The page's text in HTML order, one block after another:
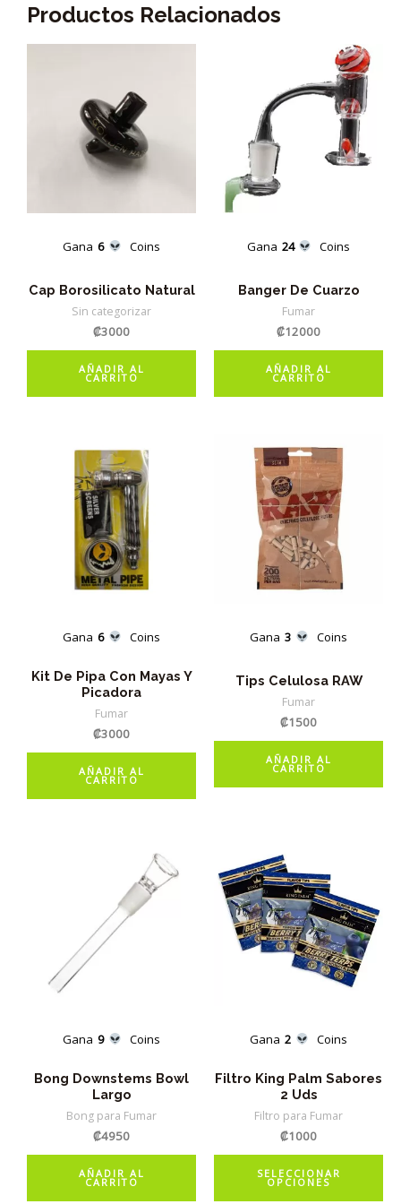
Productos Relacionados
Gana 6 Coins
Cap Borosilicato Natural
Sin categorizar
₡3000
AÑADIR AL
CARRITO
Gana 24 Coins
Banger De Cuarzo
Fumar
₡12000
AÑADIR AL
CARRITO
Gana 6 Coins
Kit De Pipa Con Mayas Y
Picadora
Fumar
₡3000
AÑADIR AL
CARRITO
Gana 3 Coins
Tips Celulosa RAW
Fumar
₡1500
AÑADIR AL
CARRITO
Gana 9 Coins
Bong Downstems Bowl
Largo
Bong para Fumar
₡4950
AÑADIR AL
CARRITO
Gana 2 Coins
Filtro King Palm Sabores
2 Uds
Filtro para Fumar
₡1000
SELECCIONAR
OPCIONES